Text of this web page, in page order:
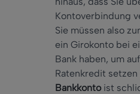
Kontoverbindung
Sie müssen also
ein Girokonto bei
Bank haben, um
Ratenkredit setzen
Bankkontoist